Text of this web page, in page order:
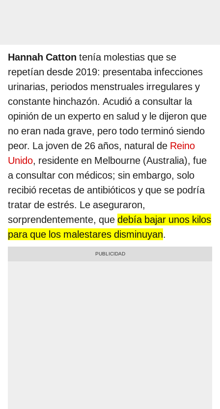
Hannah Catton tenía molestias que se
repetían desde 2019: presentaba infecciones
urinarias, periodos menstruales irregulares y
constante hinchazón. Acudió a consultar la
opinión de un experto en salud y le dijeron que
no eran nada grave, pero todo terminó siendo
peor. La joven de 26 años, natural de Reino
Unido, residente en Melbourne (Australia), fue
a consultar con médicos; sin embargo, solo
recibió recetas de antibióticos y que se podría
tratar de estrés. Le aseguraron,
sorprendentemente, que debía bajar unos kilos
para que los malestares disminuyan.